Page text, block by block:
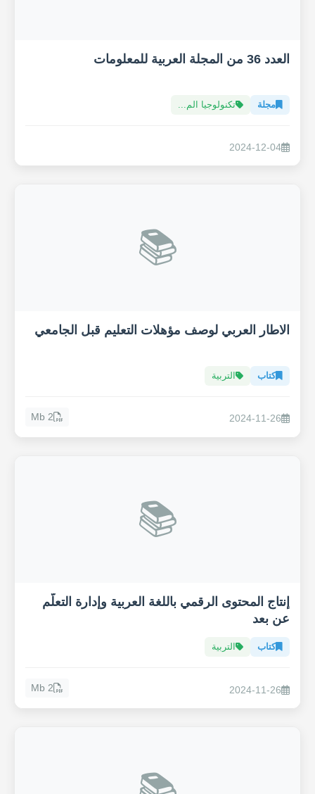
العدد 36 من المجلة العربية للمعلومات
مجلة تكنولوجيا الم...
2024-12-04
📚
الاطار العربي لوصف مؤهلات التعليم قبل الجامعي
كتاب التربية
2024-11-26
2 Mb
📚
إنتاج المحتوى الرقمي باللغة العربية وإدارة التعلّم
عن بعد
كتاب التربية
2024-11-26
2 Mb